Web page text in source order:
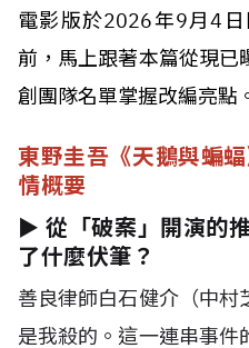
電影版於2026年9月4
前，馬上跟著本篇從現已
創團隊名單掌握改編亮點
東野圭吾《天鵝與蝙
情概要
► 從「破案」開演的
了什麼伏筆？
善良律師白石健介（中村
是我殺的。這一連串事件